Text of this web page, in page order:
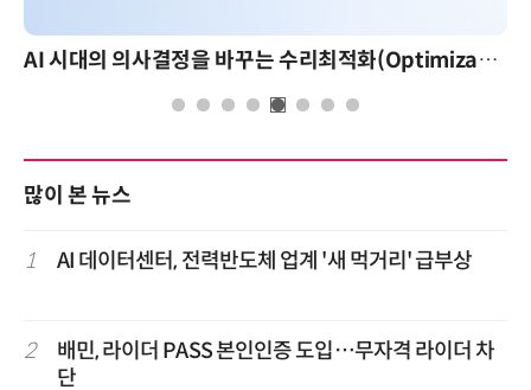
AI 시대의 의사결정을 바꾸는 수리최적화(Optimization): 실제 산업 적용 사례와 활용 전략
많이 본 뉴스
1 AI 데이터센터, 전력반도체 업계 '새 먹거리' 급부상
2
배민, 라이더 PASS 본인인증 도입…무자격 라이더 차
단